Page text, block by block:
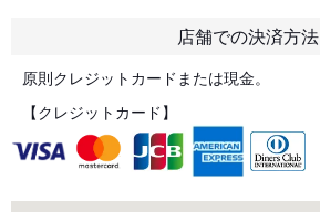
店舗での決済方法
原則クレジットカードまたは現金。
【クレジットカード】